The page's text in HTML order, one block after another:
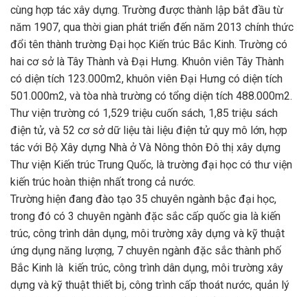
cùng hợp tác xây dựng. Trường được thành lập bắt đầu từ
năm 1907, qua thời gian phát triển đến năm 2013 chính thức
đổi tên thành trường Đại học Kiến trúc Bắc Kinh. Trường có
hai cơ sở là Tây Thành và Đại Hưng. Khuôn viên Tây Thành
có diện tích 123.000m2, khuôn viên Đại Hưng có diện tích
501.000m2, và tòa nhà trường có tổng diện tích 488.000m2.
Thư viện trường có 1,529 triệu cuốn sách, 1,85 triệu sách
điện tử, và 52 cơ sở dữ liệu tài liệu điện tử quy mô lớn, hợp
tác với Bộ Xây dựng Nhà ở Và Nông thôn Đô thị xây dựng
Thư viện Kiến trúc Trung Quốc, là trường đại học có thư viện
kiến trúc hoàn thiện nhất trong cả nước.
Trường hiện đang đào tạo 35 chuyên ngành bậc đại học,
trong đó có 3 chuyên ngành đặc sắc cấp quốc gia là kiến
trúc, công trình dân dụng, môi trường xây dựng và kỹ thuật
ứng dụng năng lượng, 7 chuyên ngành đặc sắc thành phố
Bắc Kinh là kiến trúc, công trình dân dụng, môi trường xây
dựng và kỹ thuật thiết bị, công trình cấp thoát nước, quản lý